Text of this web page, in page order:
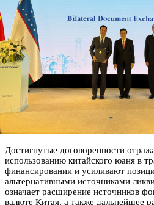
Достигнутые договоренности
использованию китайского юаня в
финансировании и усиливают
альтернативными источниками
означает расширение источников
валюте Китая, а также дальнейшее